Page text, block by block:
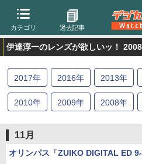
カテゴリ 過去記事
伊達淳一のレンズが欲しいッ！
2017年 2016年 2013年
2010年 2009年 2008年
11月
オリンパス「ZUIKO DIGITAL ED 9-